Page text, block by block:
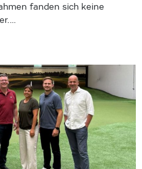
fanden sich keine